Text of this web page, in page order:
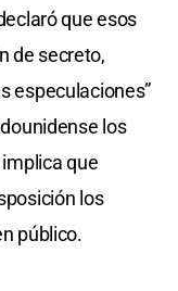
que esos
de secreto,
especulaciones”
los
que
los
público.